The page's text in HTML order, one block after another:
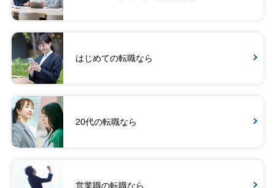
はじめての転職なら
20代の転職なら
営業職の転職なら